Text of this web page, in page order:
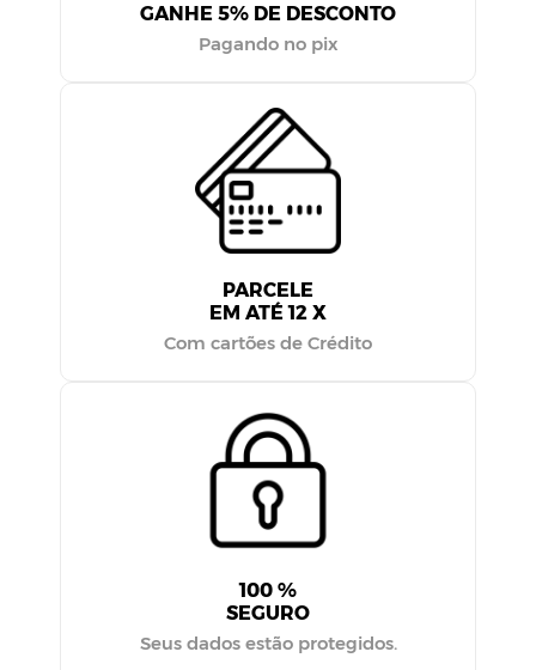
GANHE 5% DE DESCONTO
Pagando no pix
PARCELE
EM ATÉ 12 X
Com cartões de Crédito
100 %
SEGURO
Seus dados estão protegidos.